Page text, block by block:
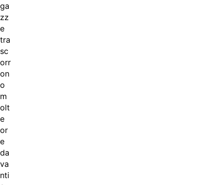
ga
zz
e
tra
sc
orr
on
o
m
olt
e
or
e
da
va
nti